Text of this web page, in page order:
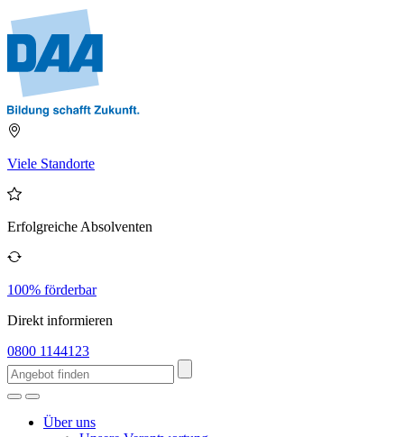
Viele Standorte
Erfolgreiche Absolventen
100% förderbar
Direkt informieren
0800 1144123
Über uns